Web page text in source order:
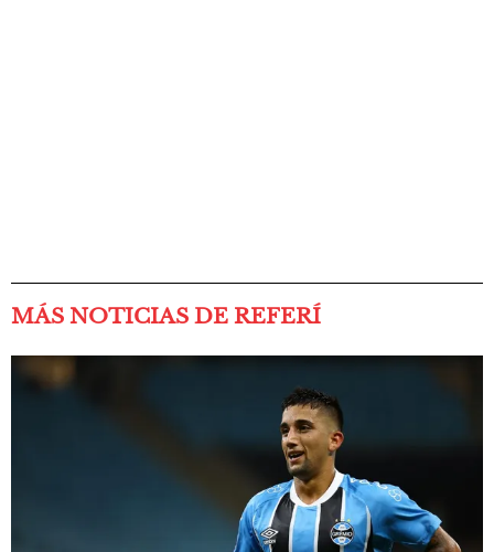
MÁS NOTICIAS DE REFERÍ